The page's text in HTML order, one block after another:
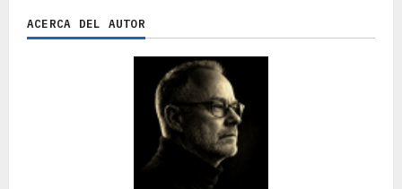
ACERCA DEL AUTOR